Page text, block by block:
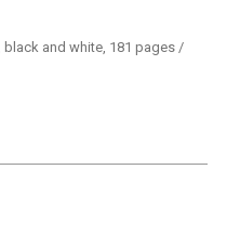
and white, 181 pages /